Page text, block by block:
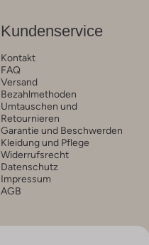
Kundenservice
Kontakt
FAQ
Versand
Bezahlmethoden
Umtauschen und
Retournieren
Garantie und Beschwerden
Kleidung und Pflege
Widerrufsrecht
Datenschutz
Impressum
AGB